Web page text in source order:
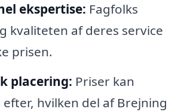
ekspertise: Fagfolks
kvaliteten af deres service
prisen.
placering: Priser kan
hvilken del af Brejning